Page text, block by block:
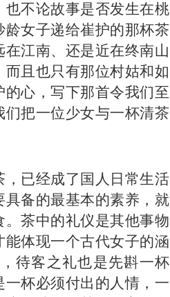
不论故事是否发生在桃
女子递给崔护的那杯茶
江南、还是近在终南山
且也只有那位村姑和如
心，写下那首令我们至
把一位少女与一杯清茶
已经成了国人日常生活
备的最基本的素养，就
茶中的礼仪是其他事物
体现一个古代女子的涵
待客之礼也是先斟一杯
杯必须付出的人情，一